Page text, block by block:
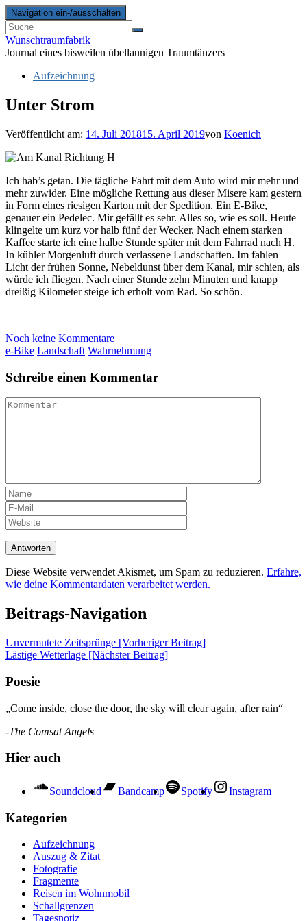
Navigation ein-/ausschalten
Wunschtraumfabrik
Journal eines bisweilen übellaunigen Traumtänzers
Aufzeichnung
Unter Strom
Veröffentlicht am: 14. Juli 201815. April 2019von Koenich
Ich hab’s getan. Die tägliche Fahrt mit dem Auto wird mir mehr und
mehr zuwider. Eine mögliche Rettung aus dieser Misere kam gestern
in Form eines riesigen Karton mit der Spedition. Ein E-Bike,
genauer ein Pedelec. Mir gefällt es sehr. Alles so, wie es soll. Heute
klingelte um kurz vor halb fünf der Wecker. Nach einem starken
Kaffee starte ich eine halbe Stunde später mit dem Fahrrad nach H.
In kühler Morgenluft durch verlassene Landschaften. Im fahlen
Licht der frühen Sonne, Nebeldunst über dem Kanal, mir schien, als
würde ich fliegen. Nach einer Stunde zehn Minuten und knapp
dreißig Kilometer steige ich erholt vom Rad. So schön.
Noch keine Kommentare
e-Bike Landschaft Wahrnehmung
Schreibe einen Kommentar
Diese Website verwendet Akismet, um Spam zu reduzieren. Erfahre,
wie deine Kommentardaten verarbeitet werden.
Beitrags-Navigation
Unvermutete Zeitsprünge [Vorheriger Beitrag]
Lästige Wetterlage [Nächster Beitrag]
Poesie
„Come inside, close the door, the sky will clear again, after rain“
-The Comsat Angels
Hier auch
Soundcloud Bandcamp Spotify Instagram
Kategorien
Aufzeichnung
Auszug & Zitat
Fotografie
Fragmente
Reisen im Wohnmobil
Schallgrenzen
Tagesnotiz